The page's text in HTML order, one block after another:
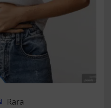
Rara